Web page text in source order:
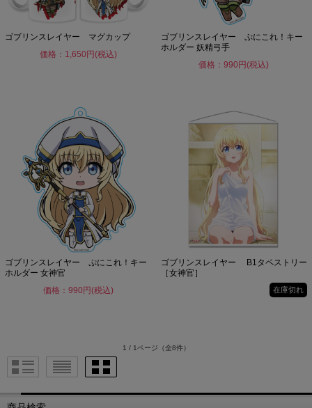
ゴブリンスレイヤー マグカップ
価格：1,650円(税込)
ゴブリンスレイヤー ぷにこれ！キー
ホルダー 妖精弓手
価格：990円(税込)
ゴブリンスレイヤー ぷにこれ！キー
ホルダー 女神官
価格：990円(税込)
ゴブリンスレイヤー B1タペストリー
［女神官］
在庫切れ
1 / 1ページ （全8件）